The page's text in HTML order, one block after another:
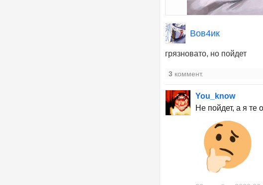
Вов4ик
грязновато, но пойдет
3 коммент.
You_know
Не пойдет, а я те